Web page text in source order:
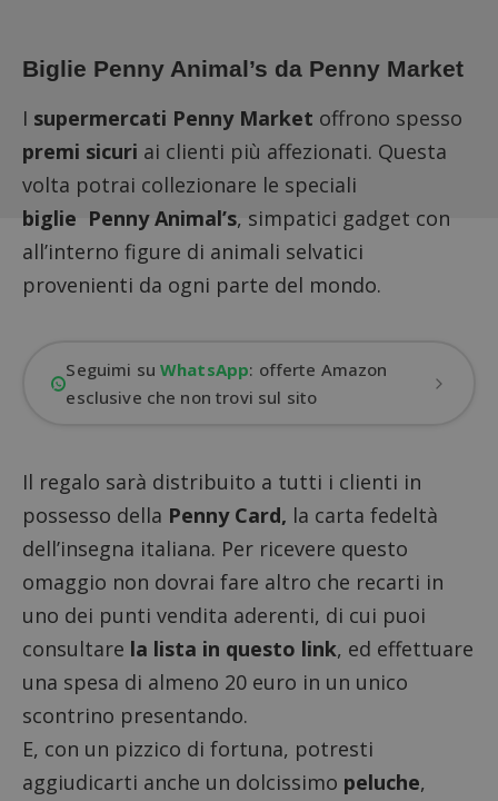
Biglie Penny Animal’s da Penny Market
I supermercati Penny Market offrono spesso
premi sicuri ai clienti più affezionati. Questa
volta potrai collezionare le speciali
biglie Penny Animal’s, simpatici gadget con
all’interno figure di animali selvatici
provenienti da ogni parte del mondo.
Seguimi suWhatsApp: offerte Amazon
esclusive che non trovi sul sito
Il regalo sarà distribuito a tutti i clienti in
possesso della Penny Card, la carta fedeltà
dell’insegna italiana. Per ricevere questo
omaggio non dovrai fare altro che recarti in
uno dei punti vendita aderenti, di cui puoi
consultare la lista in questo link, ed effettuare
una spesa di almeno 20 euro in un unico
scontrino presentando.
E, con un pizzico di fortuna, potresti
aggiudicarti anche un dolcissimo peluche,